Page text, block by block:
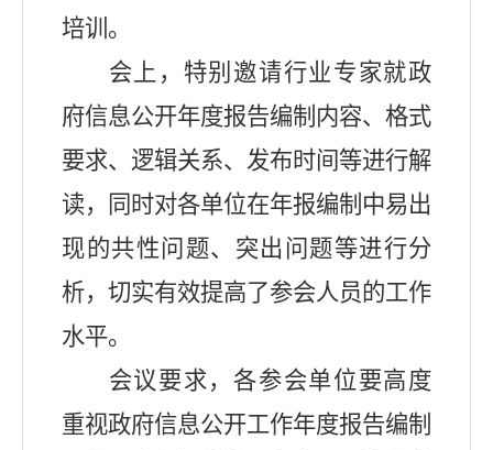
培训。
会上，特别邀请行业专家就政
府信息公开年度报告编制内容、格式
要求、逻辑关系、发布时间等进行解
读，同时对各单位在年报编制中易出
现的共性问题、突出问题等进行分
析，切实有效提高了参会人员的工作
水平。
会议要求，各参会单位要高度
重视政府信息公开工作年度报告编制